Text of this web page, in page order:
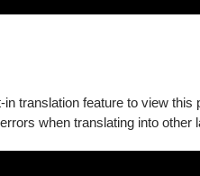
translation feature to view
when translating into other